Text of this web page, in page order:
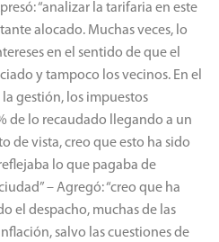
“analizar la tarifaria en este
alocado. Muchas veces, lo
en el sentido de que el
y tampoco los vecinos. En el
gestión, los impuestos
de lo recaudado llegando a un
de vista, creo que esto ha sido
lo que pagaba de
– Agregó: “creo que ha
el despacho, muchas de las
salvo las cuestiones de